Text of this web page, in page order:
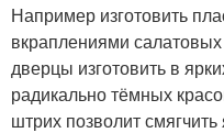
Например изготовить
вкраплениями
дверцы изготовить в
радикально тёмных
штрих позволит